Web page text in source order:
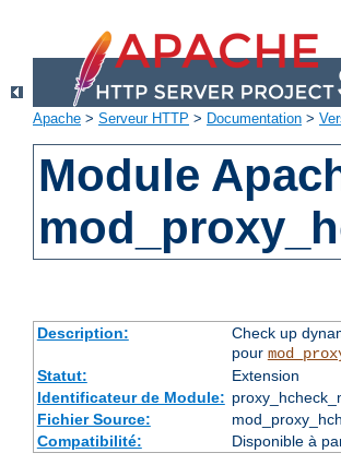
Apache > Serveur HTTP > Documentation >
Module
Description:
Check up
pour
Statut:
Extension
Identificateur de Module:
Fichier Source:
Compatibilité:
Disponible à